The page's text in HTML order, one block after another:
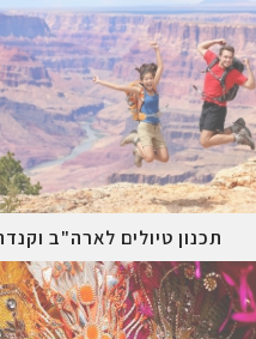
תכנון טיולים לארה"ב